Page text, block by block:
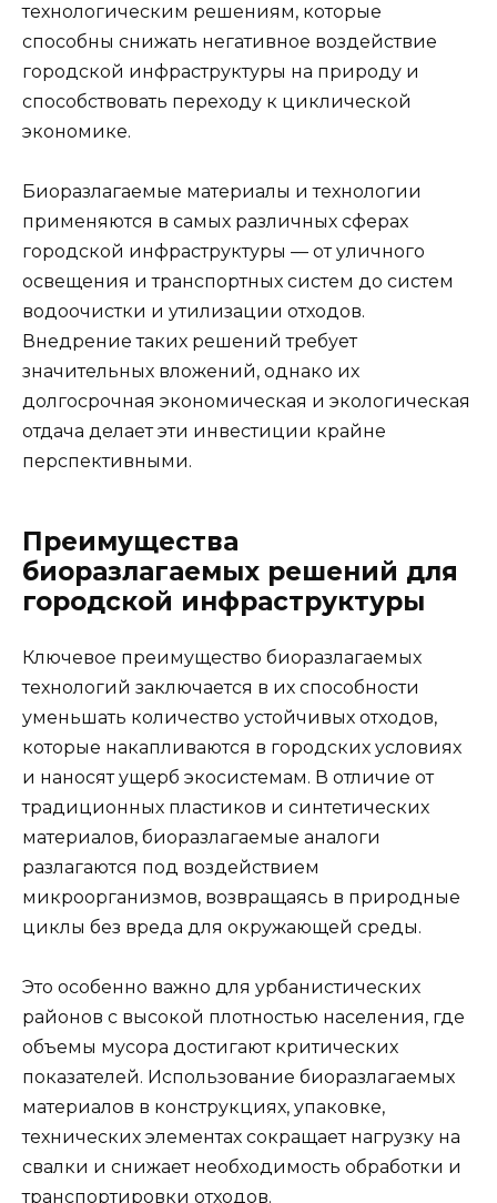
технологическим решениям, которые
способны снижать негативное воздействие
городской инфраструктуры на природу и
способствовать переходу к циклической
экономике.
Биоразлагаемые материалы и технологии
применяются в самых различных сферах
городской инфраструктуры — от уличного
освещения и транспортных систем до систем
водоочистки и утилизации отходов.
Внедрение таких решений требует
значительных вложений, однако их
долгосрочная экономическая и экологическая
отдача делает эти инвестиции крайне
перспективными.
Преимущества
биоразлагаемых решений для
городской инфраструктуры
Ключевое преимущество биоразлагаемых
технологий заключается в их способности
уменьшать количество устойчивых отходов,
которые накапливаются в городских условиях
и наносят ущерб экосистемам. В отличие от
традиционных пластиков и синтетических
материалов, биоразлагаемые аналоги
разлагаются под воздействием
микроорганизмов, возвращаясь в природные
циклы без вреда для окружающей среды.
Это особенно важно для урбанистических
районов с высокой плотностью населения, где
объемы мусора достигают критических
показателей. Использование биоразлагаемых
материалов в конструкциях, упаковке,
технических элементах сокращает нагрузку на
свалки и снижает необходимость обработки и
транспортировки отходов.